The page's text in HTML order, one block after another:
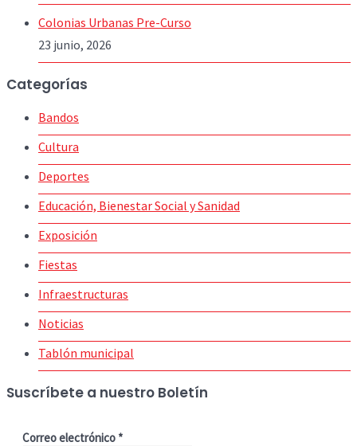
Colonias Urbanas Pre-Curso
23 junio, 2026
Categorías
Bandos
Cultura
Deportes
Educación, Bienestar Social y Sanidad
Exposición
Fiestas
Infraestructuras
Noticias
Tablón municipal
Suscríbete a nuestro Boletín
Correo electrónico *